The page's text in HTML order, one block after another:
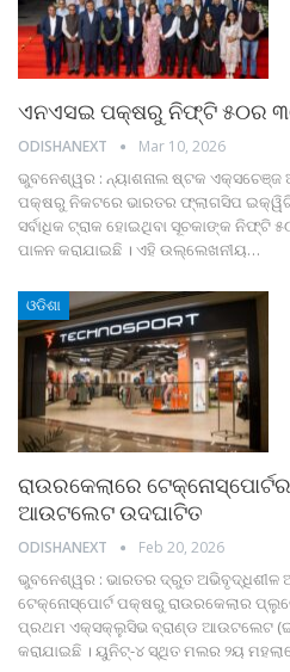
ଏନଏସଇ ପକ୍ଷରୁ ନିଫ୍ଟି ୫୦ର ୩୦
ODISHANEXT Mar 10, 2026
ଭୁବନେଶ୍ୱର : ନ୍ୟାଶନାଲ ଷ୍ଟକ
ପକ୍ଷରୁ ନିକଟରେ ଭାରତର ଫ୍ଲାଗସିପ ଇକ୍ୱିଟି
ସର୍ବାଧିକ ଟ୍ରାକ ହୋଇଥିବା ସୂଚକାଙ୍କ ନିଫ୍ଟି
ପାଳନ କରାଯାଇଛି । ଏହି ଉଲ୍ଲେଖନୀୟ…
ଓଡିଶା
ରାଉରକେଲାରେ
ଆଉଟଲେଟ ଉଦଘାଟିତ
ODISHANEXT Feb 20, 2026
ଭୁବନେଶ୍ୱର : ଭାରତର ଦ୍ରୁତ ଅଭିବୃଦ୍ଧିଶୀଳ
ଟେକ୍ନୋସ୍ପୋର୍ଟ ପକ୍ଷରୁ ରାଉରକେଲାର
ପ୍ରଥମ ଏକ୍ସକ୍ଲୁସିଭ ବ୍ରାଣ୍ଡ ଆଉଟଲେଟ
କରାଯାଇଛି । ୟୁନିଟ୍‌-୪ ସ୍ଥିତ ମଲର ୨ୟ